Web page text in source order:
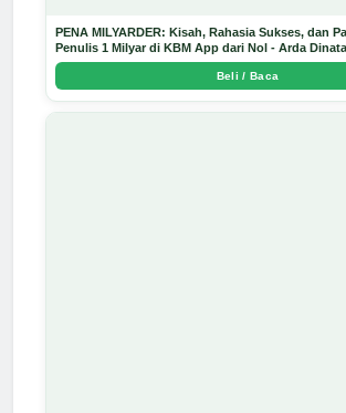
PENA MILYARDER: Kisah, Rahasia Sukses, dan
Penulis 1 Milyar di KBM App dari Nol - Arda Dinata
Beli / Baca